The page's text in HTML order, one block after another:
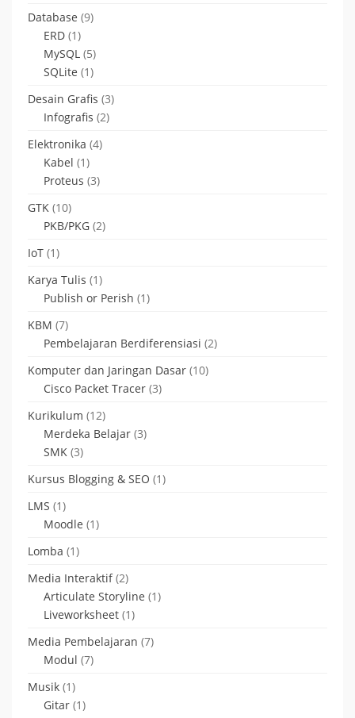
Database (9)
ERD (1)
MySQL (5)
SQLite (1)
Desain Grafis (3)
Infografis (2)
Elektronika (4)
Kabel (1)
Proteus (3)
GTK (10)
PKB/PKG (2)
IoT (1)
Karya Tulis (1)
Publish or Perish (1)
KBM (7)
Pembelajaran Berdiferensiasi (2)
Komputer dan Jaringan Dasar (10)
Cisco Packet Tracer (3)
Kurikulum (12)
Merdeka Belajar (3)
SMK (3)
Kursus Blogging & SEO (1)
LMS (1)
Moodle (1)
Lomba (1)
Media Interaktif(2)
Articulate Storyline (1)
Liveworksheet (1)
Media Pembelajaran (7)
Modul (7)
Musik (1)
Gitar (1)